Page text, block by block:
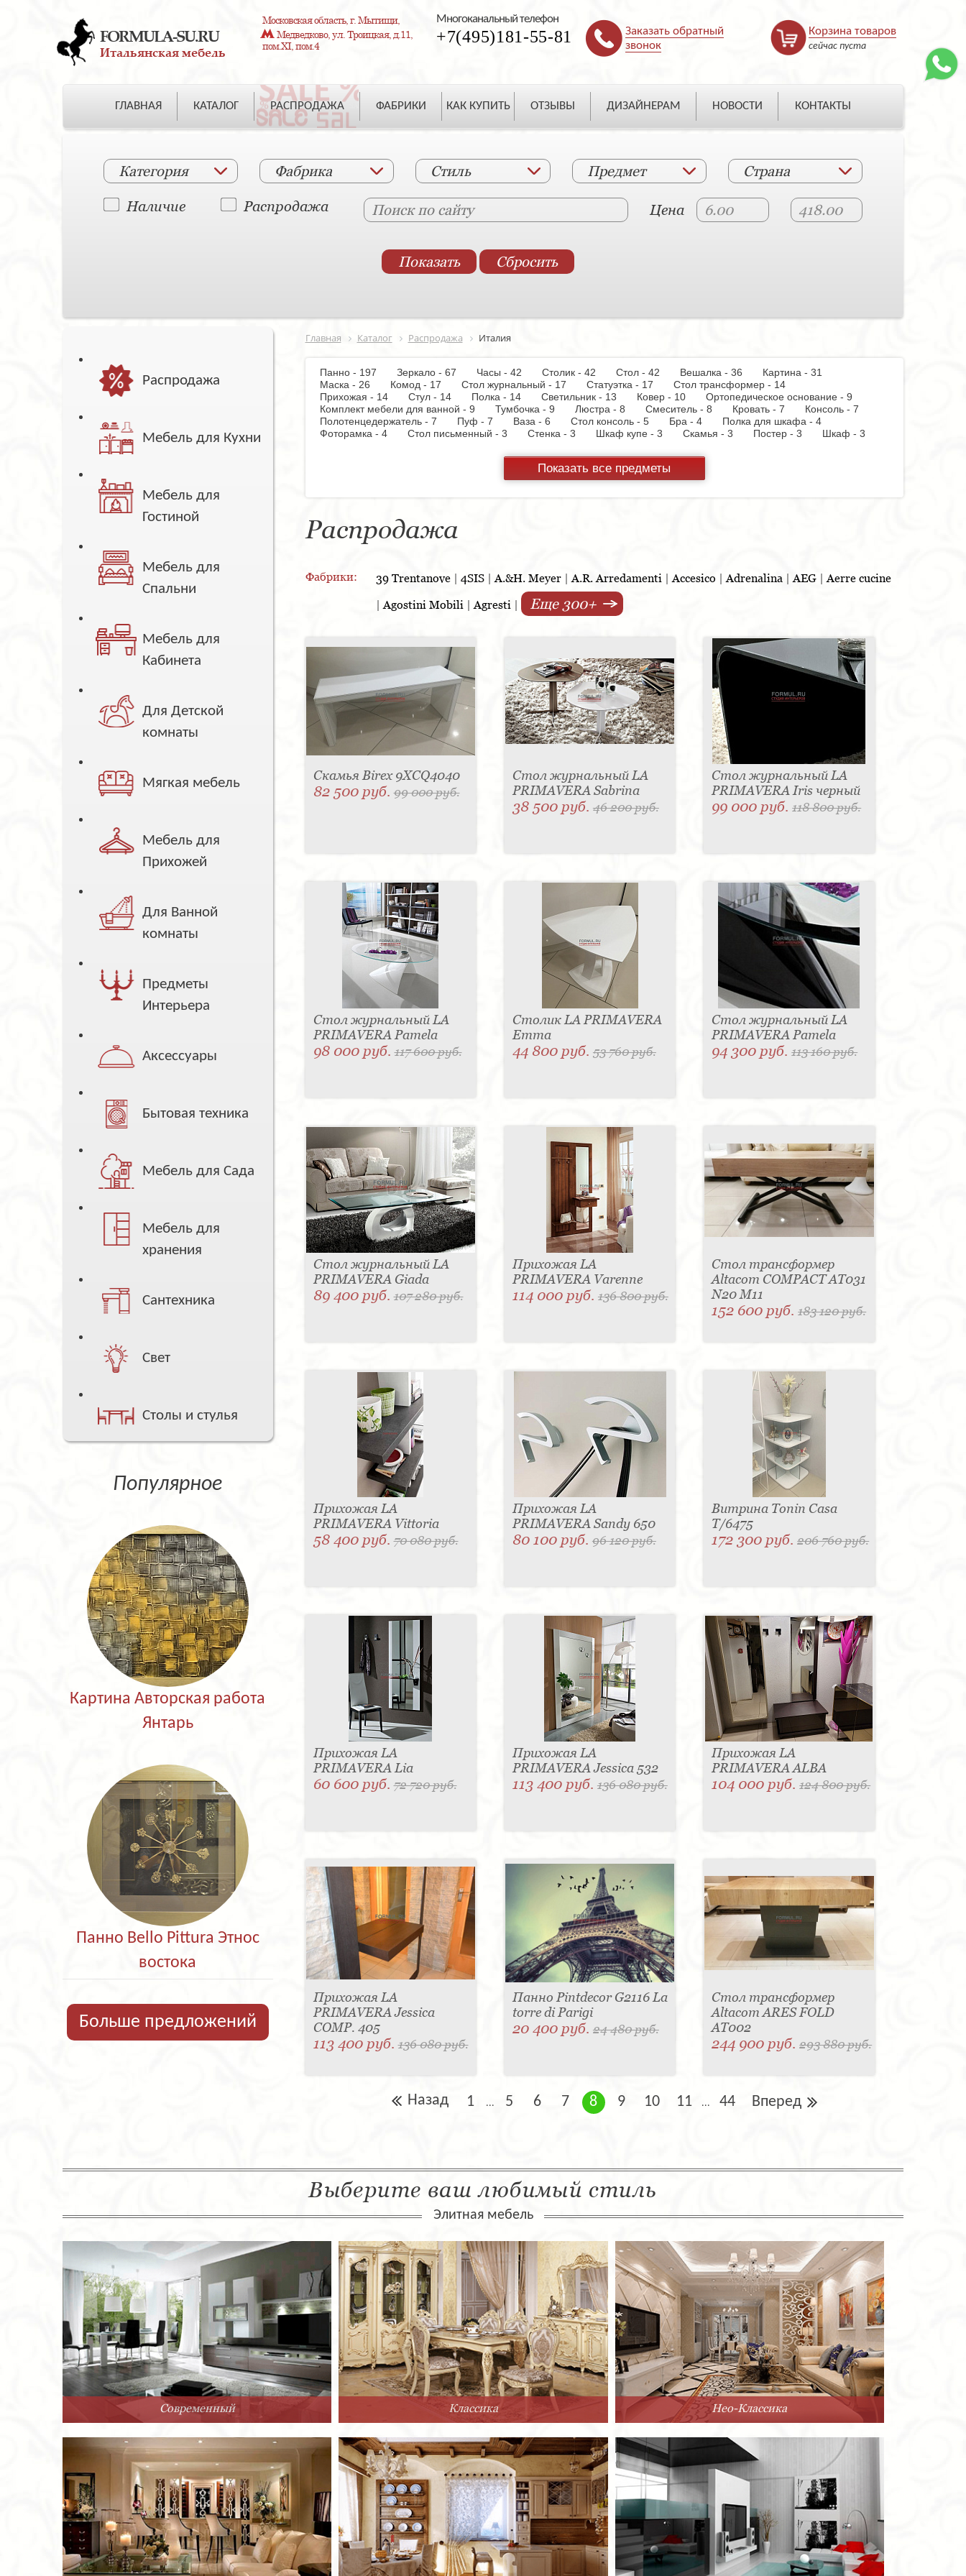
FORMULA-SU.RU
Итальянская мебель
Московская область, г. Мытищи,
Медведково, ул. Троицкая, д.11,
пом.XI, пом.4
Многоканальный телефон
+7(495)181-55-81
Заказать обратный
звонок
Корзина товаров
сейчас пуста
ГЛАВНАЯ КАТАЛОГ РАСПРОДАЖА ФАБРИКИ КАК КУПИТЬ ОТЗЫВЫ ДИЗАЙНЕРАМ НОВОСТИ КОНТАКТЫ
Категория Фабрика Стиль Предмет Страна
Наличие Распродажа Цена
Распродажа
Мебель для Кухни
Мебель для
Гостиной
Мебель для
Спальни
Мебель для
Кабинета
Для Детской
комнаты
Мягкая мебель
Мебель для
Прихожей
Для Ванной
комнаты
Предметы
Интерьера
Аксессуары
Бытовая техника
Мебель для Сада
Мебель для
хранения
Сантехника
Свет
Столы и стулья
Популярное
Картина Авторская работа
Янтарь
Панно Bello Pittura Этнос
востока
Больше предложений
Главная Каталог Распродажа Италия
Панно - 197 Зеркало - 67 Часы - 42 Столик - 42 Стол - 42 Вешалка - 36
Картина - 31
Маска - 26
Комод - 17 Стол журнальный - 17 Статуэтка - 17
Стол трансформер - 14
Прихожая - 14
Стул - 14 Полка - 14 Светильник - 13 Ковер - 10
Ортопедическое основание - 9
Комплект мебели для ванной - 9
Тумбочка - 9 Люстра - 8 Смеситель - 8 Кровать - 7
Консоль - 7
Полотенцедержатель - 7
Пуф - 7 Ваза - 6 Стол консоль - 5 Бра - 4
Полка для шкафа - 4
Фоторамка - 4
Стол письменный - 3 Стенка - 3 Шкаф купе - 3 Скамья - 3 Постер - 3
Шкаф - 3
Панель настенная для TV - 3Газетница - 2Стеллаж - 2
Предмет интерьера - 2Пантограф - 2
Стойка ресепшен - 1Варочная панель - 1Полотенцесушитель - 1
шкаф - 1
Копилка - 1Корзина - 1Держатель для обуви - 1 Бутылочница - 1Игрушка - 1
Бар - 1
Подсвечник - 1
Показать все предметы
Распродажа
Фабрики: 39 Trentanove| 4SIS| A.&H. Meyer| A.R. Arredamenti | Accesico | Adrenalina | AEG| Aerre cucine
| Agostini Mobili | Agresti | Еще 300+
Скамья Birex 9XCQ4040
82 500 руб.99 000 руб.
Стол журнальный LA
PRIMAVERA Sabrina
38 500 руб. 46 200 руб.
Стол журнальный LA
PRIMAVERA Iris черный
99 000 руб.118 800 руб.
Стол журнальный LA
PRIMAVERA Pamela
98 000 руб.117 600 руб.
Столик LA PRIMAVERA
Emma
44 800 руб. 53 760 руб.
Стол журнальный LA
PRIMAVERA Pamela
94 300 руб.113 160 руб.
Стол журнальный LA
PRIMAVERA Giada
89 400 руб.107 280 руб.
Прихожая LA
PRIMAVERA Varenne
114 000 руб. 136 800 руб.
Стол трансформер
Altacom COMPACT AT031
N20 M11
152 600 руб.183 120 руб.
Прихожая LA
PRIMAVERA Vittoria
58 400 руб.70 080 руб.
Прихожая LA
PRIMAVERA Sandy 650
80 100 руб. 96 120 руб.
Витрина Tonin Casa
T/6475
172 300 руб.206 760 руб.
Прихожая LA
PRIMAVERA Lia
60 600 руб.72 720 руб.
Прихожая LA
PRIMAVERA Jessica 532
113 400 руб. 136 080 руб.
Прихожая LA
PRIMAVERA ALBA
104 000 руб.124 800 руб.
Прихожая LA
PRIMAVERA Jessica
COMP. 405
113 400 руб.136 080 руб.
Панно Pintdecor G2116 La
torre di Parigi
20 400 руб. 24 480 руб.
Стол трансформер
Altacom ARES FOLD
AT002
244 900 руб.293 880 руб.
Назад 1 ... 5 6 7 8 9 10 11 ... 44 Вперед
Выберите ваш любимый стиль
Элитная мебель
Современный Классика Нео-Классика